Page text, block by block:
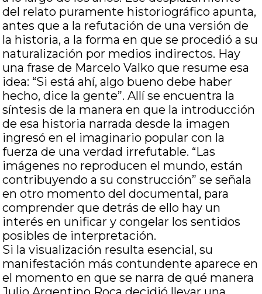
del relato puramente historiográfico apunta,
antes que a la refutación de una versión de
la historia, a la forma en que se procedió a su
naturalización por medios indirectos. Hay
una frase de Marcelo Valko que resume esa
idea: “Si está ahí, algo bueno debe haber
hecho, dice la gente”. Allí se encuentra la
síntesis de la manera en que la introducción
de esa historia narrada desde la imagen
ingresó en el imaginario popular con la
fuerza de una verdad irrefutable. “Las
imágenes no reproducen el mundo, están
contribuyendo a su construcción” se señala
en otro momento del documental, para
comprender que detrás de ello hay un
interés en unificar y congelar los sentidos
posibles de interpretación.
Si la visualización resulta esencial, su
manifestación más contundente aparece en
el momento en que se narra de qué manera